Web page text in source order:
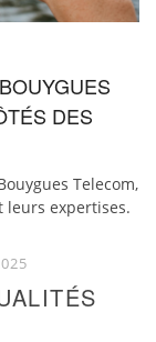
DES
Telecom,
leurs expertises.